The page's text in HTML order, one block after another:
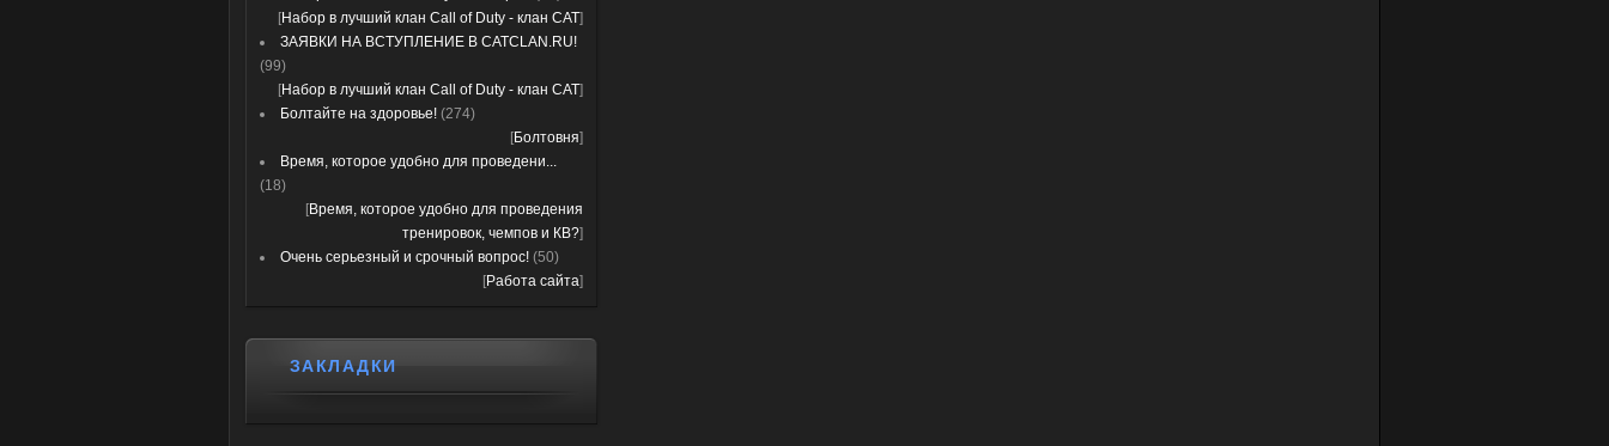
[Набор в лучший клан Call of Duty - клан CAT]
ЗАЯВКИ НА ВСТУПЛЕНИЕ В CATCLAN.RU!
(99)
[Набор в лучший клан Call of Duty - клан CAT]
Болтайте на здоровье! (274)
[Болтовня]
Время, которое удобно для проведени...
(18)
[Время, которое удобно для проведения
тренировок, чемпов и КВ?]
Очень серьезный и срочный вопрос! (50)
[Работа сайта]
ЗАКЛАДКИ